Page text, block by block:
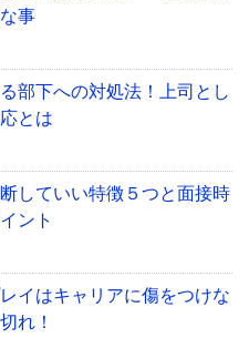
事
部下への対処法！上司とし
とは
していい特徴５つと面接時
ント
イはキャリアに傷をつけな
れ！